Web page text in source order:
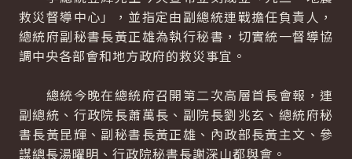
救災督導中心」，並指定由副總統連戰擔任負責人，
總統府副秘書長黃正雄為執行秘書，切實統一督導協
調中央各部會和地方政府的救災事宜。
總統今晚在總統府召開第二次高層首長會報，連
副總統、行政院長蕭萬長、副院長劉兆玄、總統府秘
書長黃昆輝、副秘書長黃正雄、內政部長黃主文、參
謀總長湯曜明、行政院秘書長謝深山都與會。